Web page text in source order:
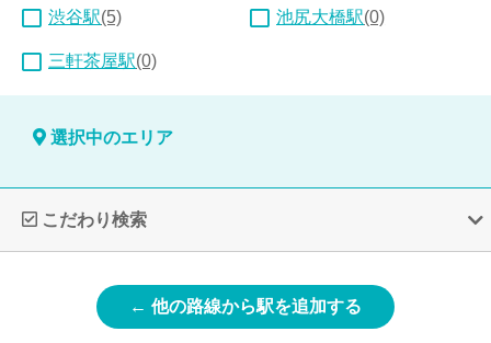
渋谷駅(5) 池尻大橋駅(0)
三軒茶屋駅(0)
選択中のエリア
こだわり検索
← 他の路線から駅を追加する